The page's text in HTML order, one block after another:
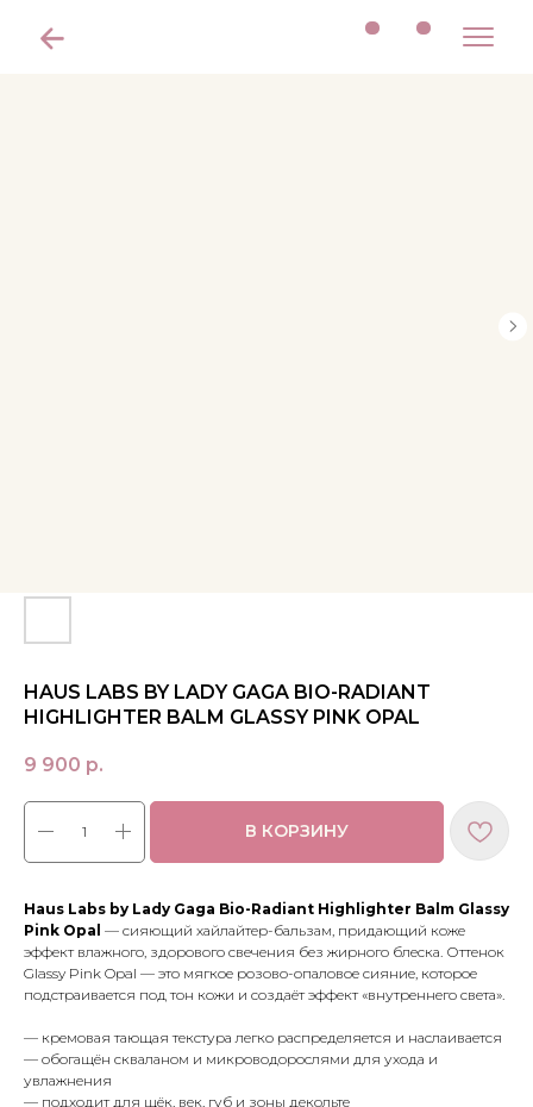
HAUS LABS BY LADY GAGA BIO-RADIANT
HIGHLIGHTER BALM GLASSY PINK OPAL
9 900 р.
В КОРЗИНУ
Haus Labs by Lady Gaga Bio-Radiant Highlighter Balm Glassy
Pink Opal — сияющий хайлайтер-бальзам, придающий коже
эффект влажного, здорового свечения без жирного блеска. Оттенок
Glassy Pink Opal — это мягкое розово-опаловое сияние, которое
подстраивается под тон кожи и создаёт эффект «внутреннего света».
— кремовая тающая текстура легко распределяется и наслаивается
— обогащён скваланом и микроводорослями для ухода и
увлажнения
— подходит для щёк, век, губ и зоны декольте
макияж
новинки оферта
доставка и оплата
в наличии